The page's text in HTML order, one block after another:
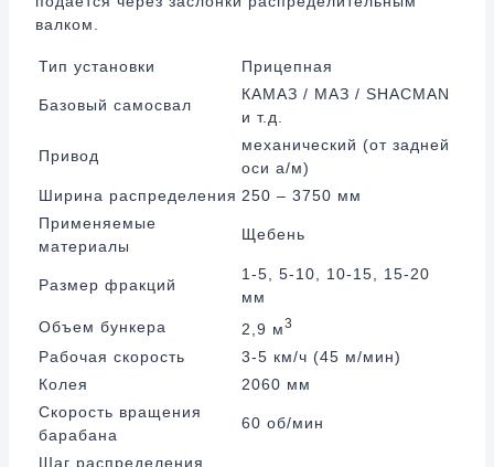
валком.
Тип установки Прицепная
Базовый самосвал
КАМАЗ / МАЗ / SHACMAN
и т.д.
Привод
механический (от задней
оси а/м)
Ширина распределения 250 – 3750 мм
Применяемые
материалы
Щебень
Размер фракций
1-5, 5-10, 10-15, 15-20
мм
Объем бункера
2,9 м3
Рабочая скорость
3-5 км/ч (45 м/мин)
Колея
2060 мм
Скорость вращения
барабана
60 об/мин
Шаг распределения,